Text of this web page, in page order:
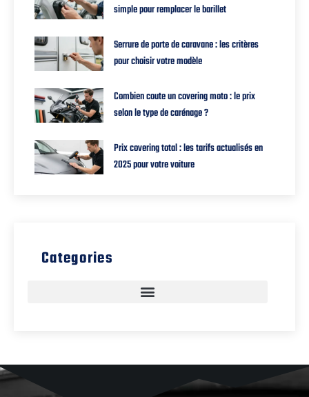
simple pour remplacer le barillet
Serrure de porte de caravane : les critères
pour choisir votre modèle
Combien coute un covering moto : le prix
selon le type de carénage ?
Prix covering total : les tarifs actualisés en
2025 pour votre voiture
Categories